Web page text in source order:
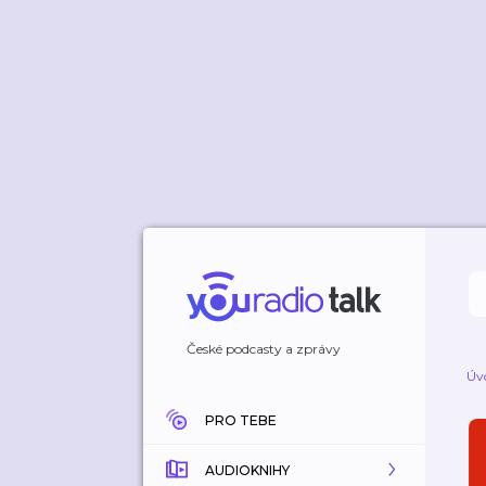
České podcasty a zprávy
PRO TEBE
AUDIOKNIHY